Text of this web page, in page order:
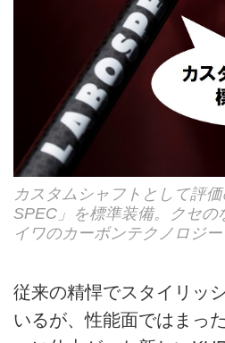
カスタムシャフトとして評
SPEC」を標準装備。クセの
イワのカーボンテクノロジ
従来の精悍でスタイリッ
いるが、性能面ではまっ